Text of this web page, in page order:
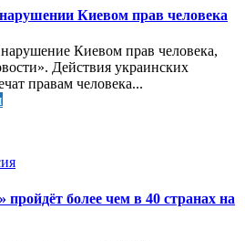
Киевом прав человека
Киевом прав человека,
Действия украинских
правам человека...
более чем в 40 странах на